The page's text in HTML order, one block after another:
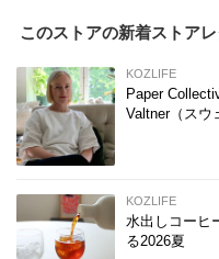
このストアの新着ストア
KOZLIFE
Paper
Valtner（スウ
KOZLIFE
水出しコーヒ
る2026夏